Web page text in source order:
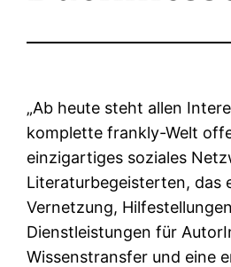
„Ab heute steht allen
komplette frankly-Welt
einzigartiges soziales
Literaturbegeisterten, das
Vernetzung,
Dienstleistungen für
Wissenstransfer und eine